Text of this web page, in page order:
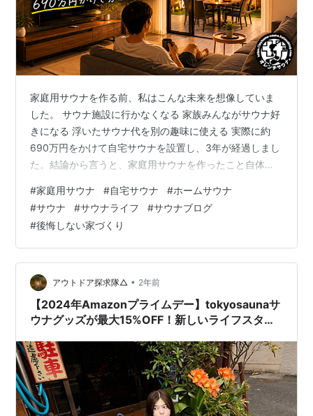
家庭用サウナを作る前、私はこんな未来を想像していま
した。 サウナ施設に行かなくなる 家族みんながサウナ好
きになる 浮いたサウナ代を別の趣味に使える 実際に約
690万円をかけて自宅サウナを設置し、3年が経過しまし
た。結論から言うと、家庭用サウナを作ったこと自体に
年後は少し違いました。
#家庭用サウナ #自宅サウナ #ホームサウナ
#サウナ #サウナライフ #サウナブログ
#後悔しない家づくり
アウトドア探求隊△ • 2年前
【2024年Amazonプライムデー】tokyosaunaサ
ウナグッズが最大15%OFF！新しいライフスタイ